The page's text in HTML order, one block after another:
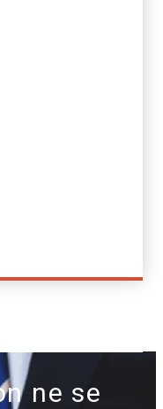
ne se